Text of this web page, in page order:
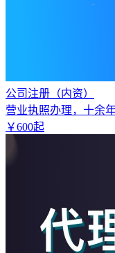
公司注册（内资）
营业执照办理，十余
￥600起